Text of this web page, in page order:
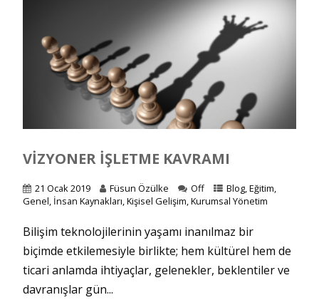
VIZYONER İŞLETME KAVRAMI
21 Ocak 2019 Füsun Özülke Off Blog,Eğitim,
Genel, İnsan Kaynakları,Kişisel Gelişim,Kurumsal Yönetim
Bilişim teknolojilerinin yaşamı inanılmaz bir
biçimde etkilemesiyle birlikte; hem kültürel hem de
ticari anlamda ihtiyaçlar, gelenekler, beklentiler ve
davranışlar gün...